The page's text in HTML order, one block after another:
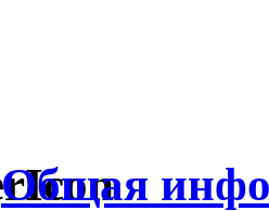
Общая